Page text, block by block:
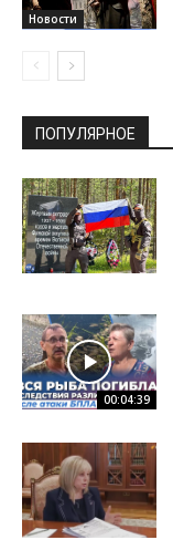
Новости
ПОПУЛЯРНОЕ
00:04:39